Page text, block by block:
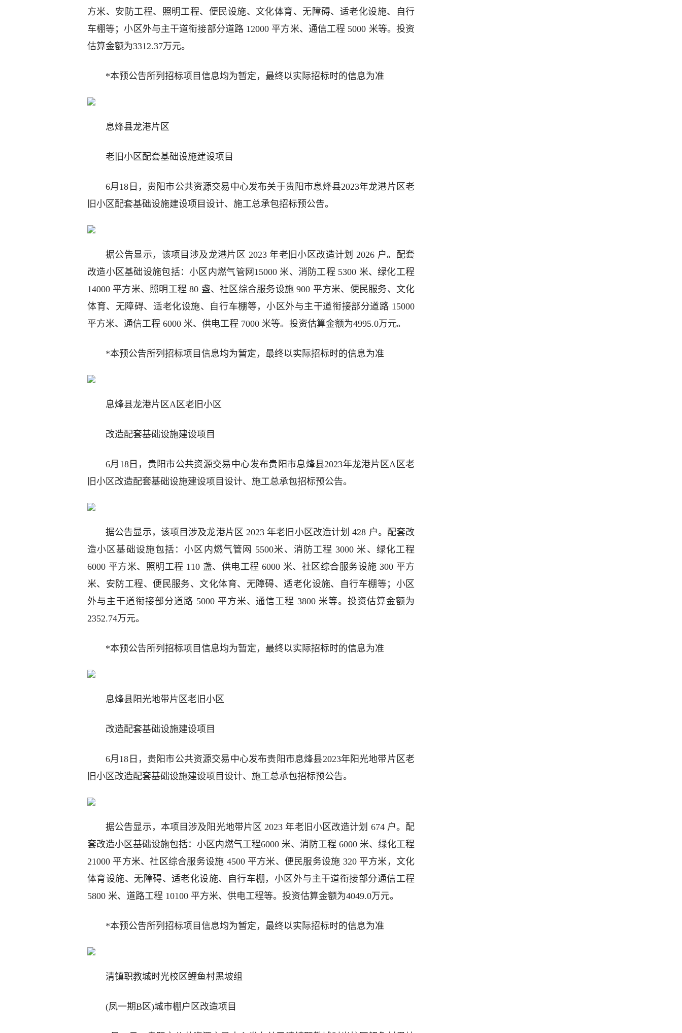
方米、安防工程、照明工程、便民设施、文化体育、无障碍、适老化设施、自行
车棚等；小区外与主干道衔接部分道路 12000 平方米、通信工程 5000 米等。投资
估算金额为3312.37万元。
*本预公告所列招标项目信息均为暂定，最终以实际招标时的信息为准
息烽县龙港片区
老旧小区配套基础设施建设项目
6月18日，贵阳市公共资源交易中心发布关于贵阳市息烽县2023年龙港片区老
旧小区配套基础设施建设项目设计、施工总承包招标预公告。
据公告显示，该项目涉及龙港片区 2023 年老旧小区改造计划 2026 户。配套
改造小区基础设施包括：小区内燃气管网15000 米、消防工程 5300 米、绿化工程
14000 平方米、照明工程 80 盏、社区综合服务设施 900 平方米、便民服务、文化
体育、无障碍、适老化设施、自行车棚等，小区外与主干道衔接部分道路 15000
平方米、通信工程 6000 米、供电工程 7000 米等。投资估算金额为4995.0万元。
*本预公告所列招标项目信息均为暂定，最终以实际招标时的信息为准
息烽县龙港片区A区老旧小区
改造配套基础设施建设项目
6月18日，贵阳市公共资源交易中心发布贵阳市息烽县2023年龙港片区A区老
旧小区改造配套基础设施建设项目设计、施工总承包招标预公告。
据公告显示，该项目涉及龙港片区 2023 年老旧小区改造计划 428 户。配套改
造小区基础设施包括：小区内燃气管网 5500米、消防工程 3000 米、绿化工程
6000 平方米、照明工程 110 盏、供电工程 6000 米、社区综合服务设施 300 平方
米、安防工程、便民服务、文化体育、无障碍、适老化设施、自行车棚等；小区
外与主干道衔接部分道路 5000 平方米、通信工程 3800 米等。投资估算金额为
2352.74万元。
*本预公告所列招标项目信息均为暂定，最终以实际招标时的信息为准
息烽县阳光地带片区老旧小区
改造配套基础设施建设项目
6月18日，贵阳市公共资源交易中心发布贵阳市息烽县2023年阳光地带片区老
旧小区改造配套基础设施建设项目设计、施工总承包招标预公告。
据公告显示，本项目涉及阳光地带片区 2023 年老旧小区改造计划 674 户。配
套改造小区基础设施包括：小区内燃气工程6000 米、消防工程 6000 米、绿化工程
21000 平方米、社区综合服务设施 4500 平方米、便民服务设施 320 平方米，文化
体育设施、无障碍、适老化设施、自行车棚，小区外与主干道衔接部分通信工程
5800 米、道路工程 10100 平方米、供电工程等。投资估算金额为4049.0万元。
*本预公告所列招标项目信息均为暂定，最终以实际招标时的信息为准
清镇职教城时光校区鲤鱼村黑坡组
(凤一期B区)城市棚户区改造项目